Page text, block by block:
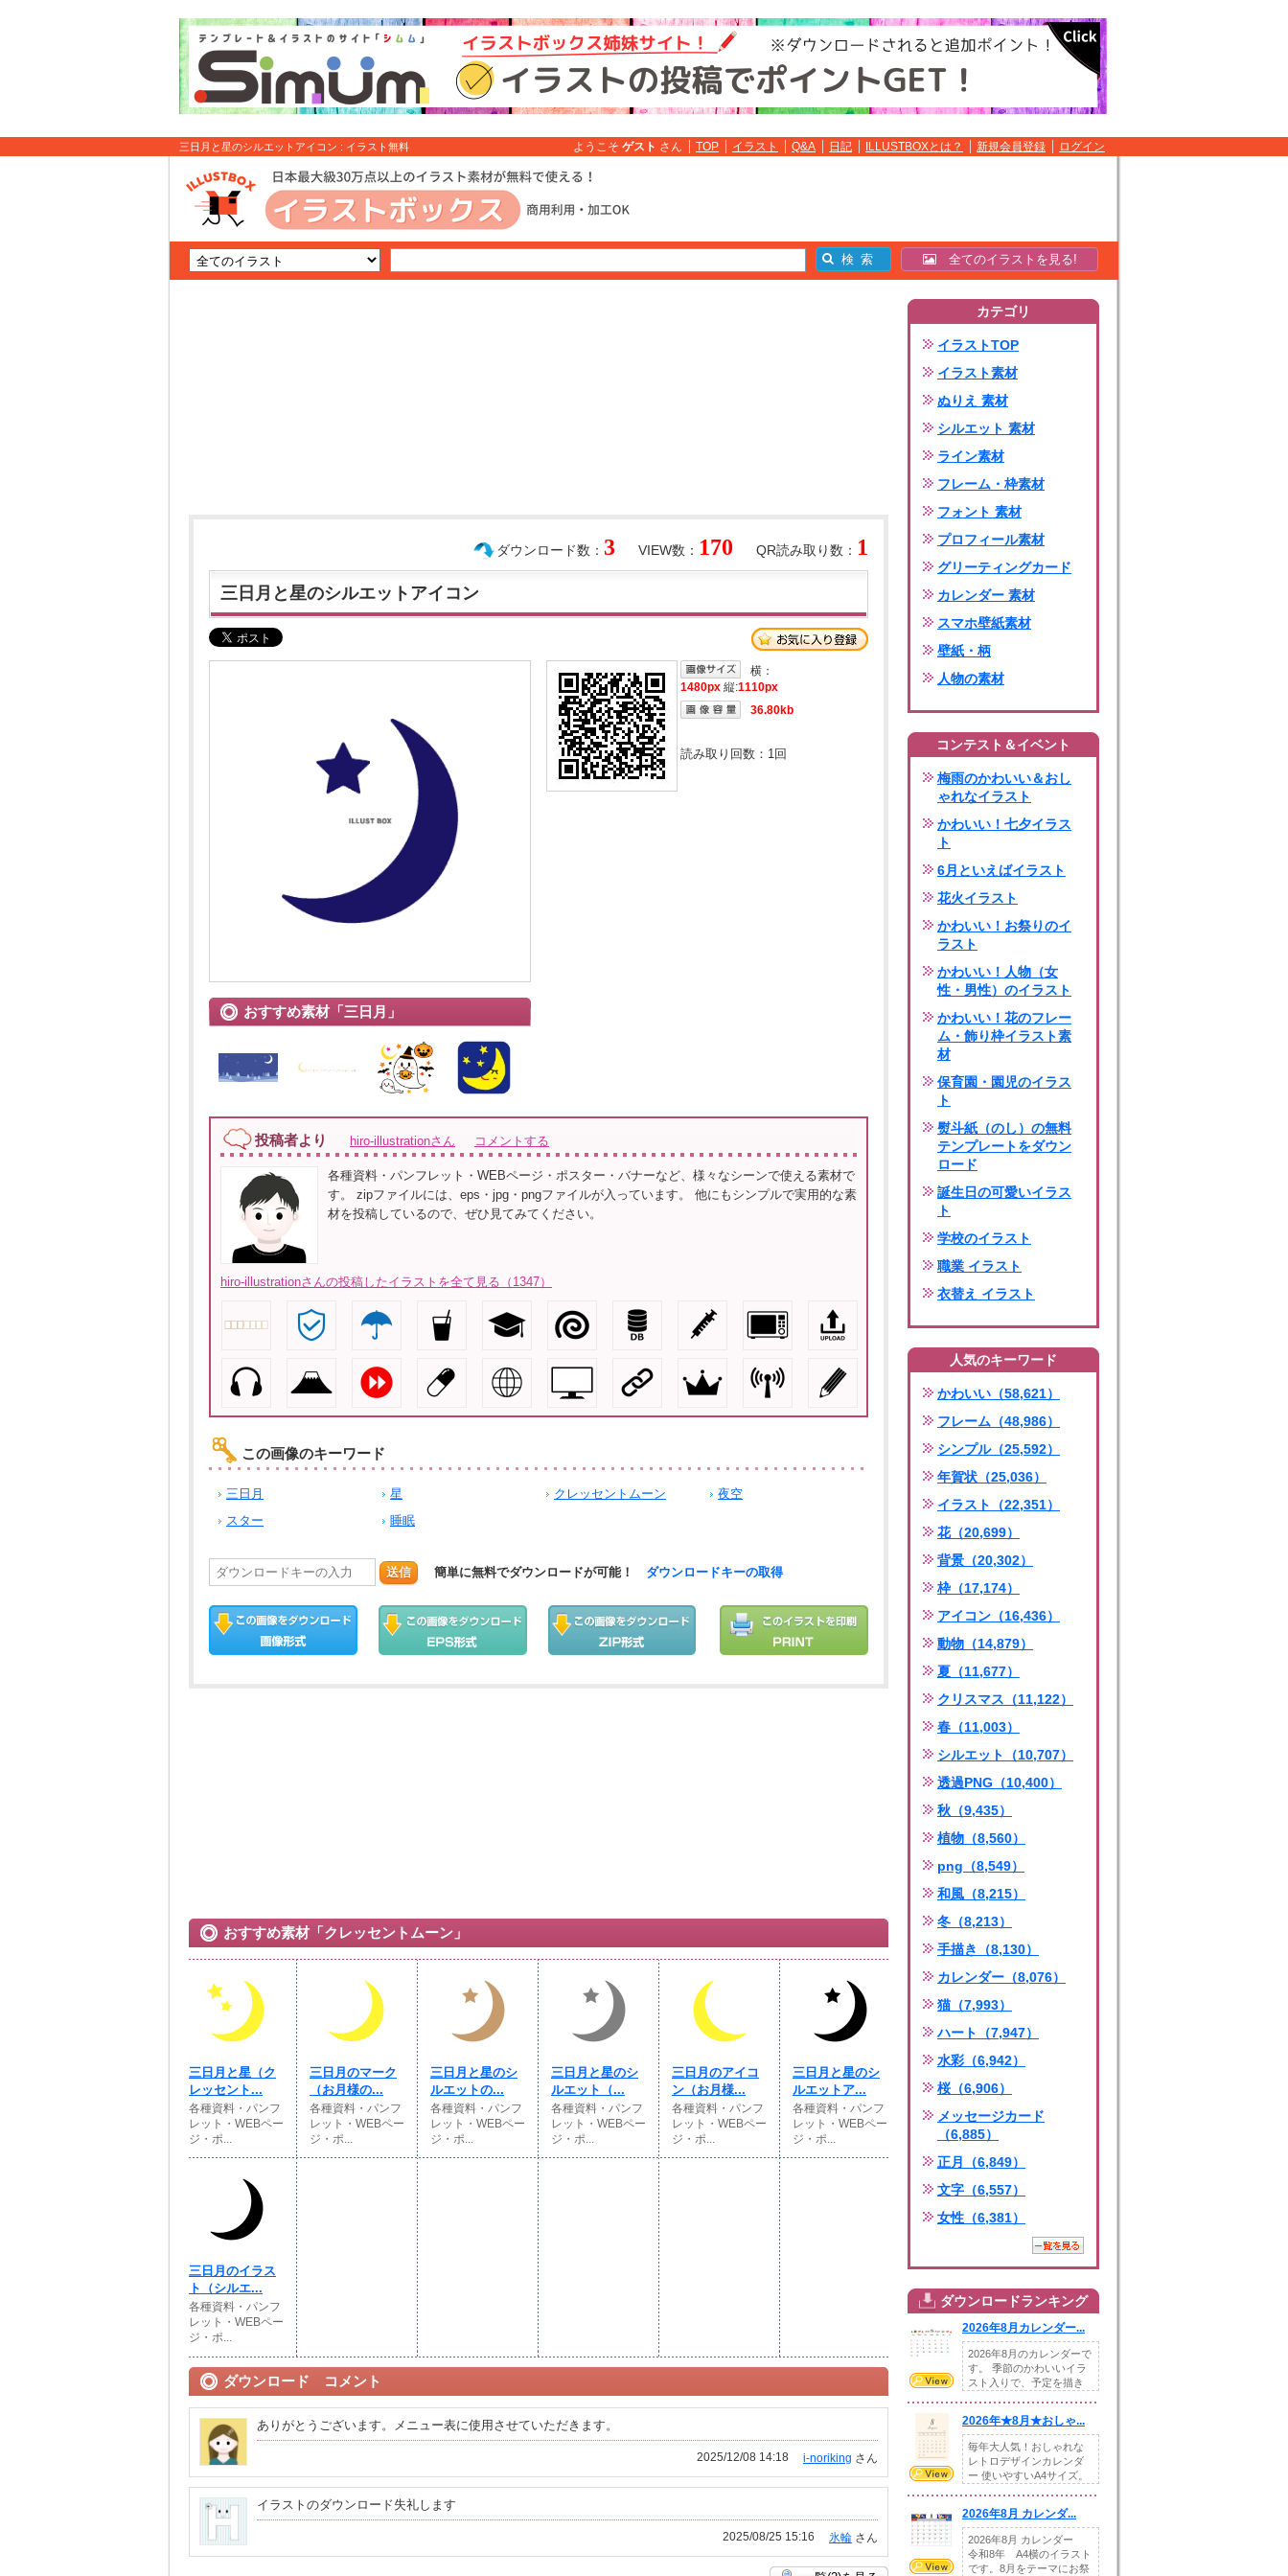
三日月と星のシルエットアイコン : イラスト無料 ようこそ ゲスト さん TOP イラスト Q&A 日記 ILLUSTBOXとは？ 新規会員登録 ログイン
全てのイラストを見る!
QR読み取り数： 1
VIEW数： 170
ダウンロード数： 3
三日月と星のシルエットアイコン
おすすめ素材「三日月」
横：
1480px 縦:1110px
36.80kb
読み取り回数： 1回
投稿者より hiro-illustrationさん コメントする
各種資料・パンフレット・WEBページ・ポスター・バナーなど、様々なシーンで使える素材で
す。 zipファイルには、eps・jpg・pngファイルが入っています。 他にもシンプルで実用的な素
材を投稿しているので、ぜひ見てみてください。
hiro-illustrationさんの投稿したイラストを全て見る（1347）
この画像のキーワード
三日月 星 クレッセントムーン
夜空
スター
睡眠
送信 簡単に無料でダウンロードが可能！ ダウンロードキーの取得
おすすめ素材「クレッセントムーン」
三日月と星（ク
レッセント...
各種資料・パンフ
レット・WEBペー
ジ・ポ...
三日月のマーク
（お月様の...
各種資料・パンフ
レット・WEBペー
ジ・ポ...
三日月と星のシ
ルエットの...
各種資料・パンフ
レット・WEBペー
ジ・ポ...
三日月と星のシ
ルエット（...
各種資料・パンフ
レット・WEBペー
ジ・ポ...
三日月のアイコ
ン（お月様...
各種資料・パンフ
レット・WEBペー
ジ・ポ...
三日月と星のシ
ルエットア...
各種資料・パンフ
レット・WEBペー
ジ・ポ...
三日月のイラス
ト（シルエ...
各種資料・パンフ
レット・WEBペー
ジ・ポ...
ダウンロード コメント
ありがとうございます。メニュー表に使用させていただきます。
i-noriking さん
2025/12/08 14:18
イラストのダウンロード失礼します
氷輪 さん
2025/08/25 15:16
カテゴリ
イラストTOP
イラスト素材
ぬりえ 素材
シルエット 素材
ライン素材
フレーム・枠素材
フォント 素材
プロフィール素材
グリーティングカード
カレンダー 素材
スマホ壁紙素材
壁紙・柄
人物の素材
コンテスト＆イベント
梅雨のかわいい＆おし
ゃれなイラスト
かわいい！七夕イラス
ト
6月といえばイラスト
花火イラスト
かわいい！お祭りのイ
ラスト
かわいい！人物（女
性・男性）のイラスト
かわいい！花のフレー
ム・飾り枠イラスト素
材
保育園・園児のイラス
ト
熨斗紙（のし）の無料
テンプレートをダウン
ロード
誕生日の可愛いイラス
ト
学校のイラスト
職業 イラスト
衣替え イラスト
人気のキーワード
かわいい（58,621）
フレーム（48,986）
シンプル（25,592）
年賀状（25,036）
イラスト（22,351）
花（20,699）
背景（20,302）
枠（17,174）
アイコン（16,436）
動物（14,879）
夏（11,677）
クリスマス（11,122）
春（11,003）
シルエット（10,707）
透過PNG（10,400）
秋（9,435）
植物（8,560）
png（8,549）
和風（8,215）
冬（8,213）
手描き（8,130）
カレンダー（8,076）
猫（7,993）
ハート（7,947）
水彩（6,942）
桜（6,906）
メッセージカード
（6,885）
正月（6,849）
文字（6,557）
女性（6,381）
ダウンロードランキング
2026年8月カレンダー...
2026年8月のカレンダーで
す。 季節のかわいいイラ
スト入りで、予定を描き
2026年★8月★おしゃ...
毎年大人気！おしゃれな
レトロデザインカレンダ
ー 使いやすいA4サイズ。
2026年8月 カレンダ...
2026年8月 カレンダー
令和8年 A4横のイラスト
です。8月をテーマにお祭